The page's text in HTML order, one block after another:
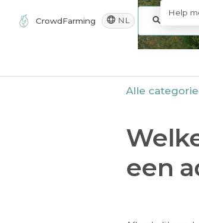
CrowdFarming NL
Alle
een